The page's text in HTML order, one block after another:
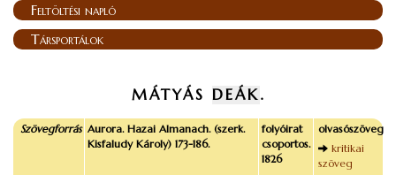
Feltöltési napló
Társportálok
MÁTYÁS DEÁK.
Szövegforrás Aurora. Hazai Almanach. (szerk.
Kisfaludy Károly) 173-186.
folyóirat
csoportos.
1826
olvasószöveg
kritikai
szöveg